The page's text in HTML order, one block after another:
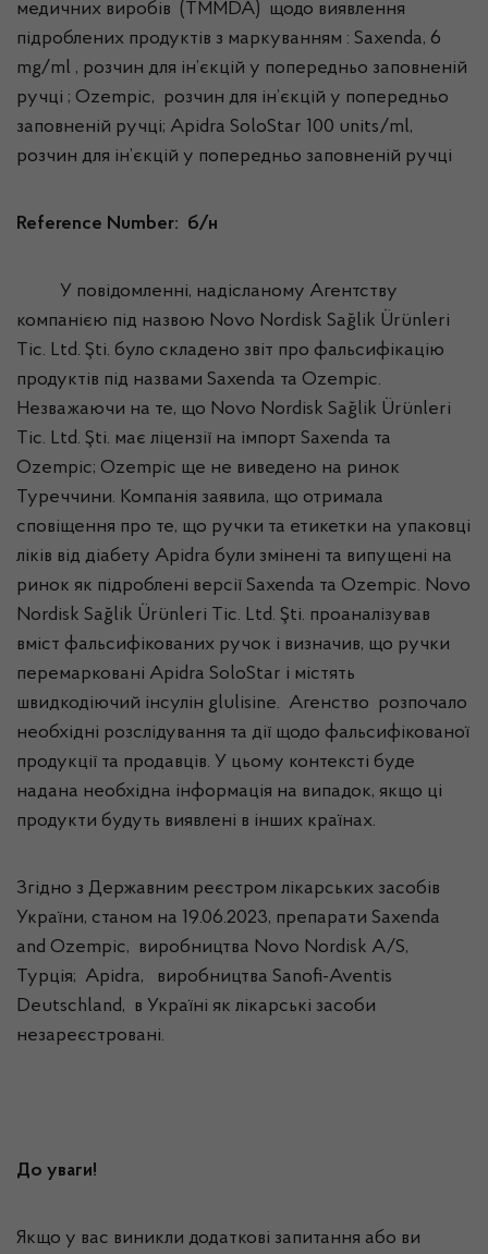
медичних виробів (TMMDA) щодо виявлення
підроблених продуктів з маркуванням : Saxenda, 6
mg/ml , розчин для ін’єкцій у попередньо заповненій
ручці ; Ozempic, розчин для ін’єкцій у попередньо
заповненій ручці; Apidra SoloStar 100 units/ml,
розчин для ін’єкцій у попередньо заповненій ручці
Reference Number: б/н
У повідомленні, надісланому Агентству
компанією під назвою Novo Nordisk Sağlik Ürünleri
Tic. Ltd. Şti. було складено звіт про фальсифікацію
продуктів під назвами Saxenda та Ozempic.
Незважаючи на те, що Novo Nordisk Sağlik Ürünleri
Tic. Ltd. Şti. має ліцензії на імпорт Saxenda та
Ozempic; Ozempic ще не виведено на ринок
Туреччини. Компанія заявила, що отримала
сповіщення про те, що ручки та етикетки на упаковці
ліків від діабету Apidra були змінені та випущені на
ринок як підроблені версії Saxenda та Ozempic. Novo
Nordisk Sağlik Ürünleri Tic. Ltd. Şti. проаналізував
вміст фальсифікованих ручок і визначив, що ручки
перемарковані Apidra SoloStar і містять
швидкодіючий інсулін glulisine. Агенство розпочало
необхідні розслідування та дії щодо фальсифікованої
продукції та продавців. У цьому контексті буде
надана необхідна інформація на випадок, якщо ці
продукти будуть виявлені в інших країнах.
Згідно з Державним реєстром лікарських засобів
України, станом на 19.06.2023, препарати Saxenda
and Ozempic, виробництва Novo Nordisk A/S,
Турція; Apidra, виробництва Sanofi-Aventis
Deutschland, в Україні як лікарські засоби
незареєстровані.
До уваги!
Якщо у вас виникли додаткові запитання або ви